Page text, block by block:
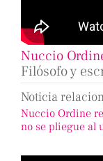
Nuccio
Filósofo y
Noticia
Nuccio Ordine
no se pliegue al